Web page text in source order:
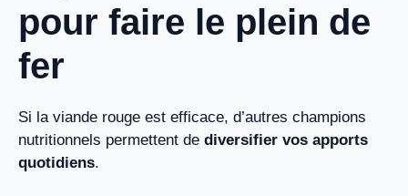
pour faire le plein de
fer
Si la viande rouge est efficace, d’autres champions
nutritionnels permettent de diversifier vos apports
quotidiens.